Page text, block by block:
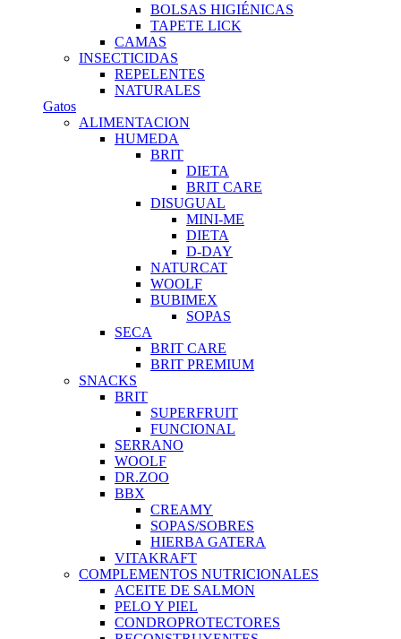
BOLSAS HIGIÉNICAS
TAPETE LICK
CAMAS
INSECTICIDAS
REPELENTES
NATURALES
Gatos
ALIMENTACION
HUMEDA
BRIT
DIETA
BRIT CARE
DISUGUAL
MINI-ME
DIETA
D-DAY
NATURCAT
WOOLF
BUBIMEX
SOPAS
SECA
BRIT CARE
BRIT PREMIUM
SNACKS
BRIT
SUPERFRUIT
FUNCIONAL
SERRANO
WOOLF
DR.ZOO
BBX
CREAMY
SOPAS/SOBRES
HIERBA GATERA
VITAKRAFT
COMPLEMENTOS NUTRICIONALES
ACEITE DE SALMON
PELO Y PIEL
CONDROPROTECTORES